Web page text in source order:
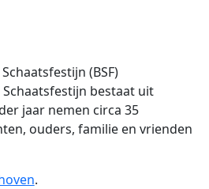
(BSF)
bestaat uit
jaar nemen circa 35
ouders, familie en vrienden
.